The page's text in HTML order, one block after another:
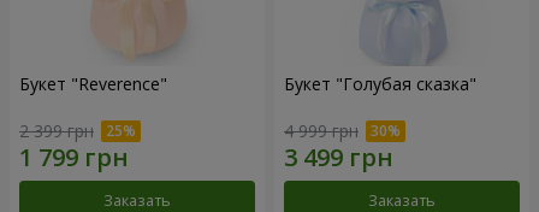
Букет "Reverence"
2 399 грн
Заказать
Букет "Голубая сказка"
4 999 грн
Заказать